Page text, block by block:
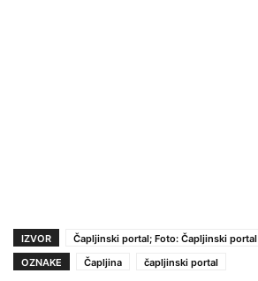
IZVOR
Čapljinski portal; Foto: Čapljinski portal
OZNAKE
Čapljina čapljinski portal